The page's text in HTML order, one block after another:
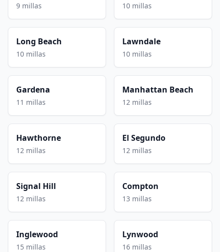
9 millas 10 millas
Long Beach
10 millas
Lawndale
10 millas
Gardena
11 millas
Manhattan Beach
12 millas
Hawthorne
12 millas
El Segundo
12 millas
Signal Hill
12 millas
Compton
13 millas
Inglewood
15 millas
Lynwood
16 millas